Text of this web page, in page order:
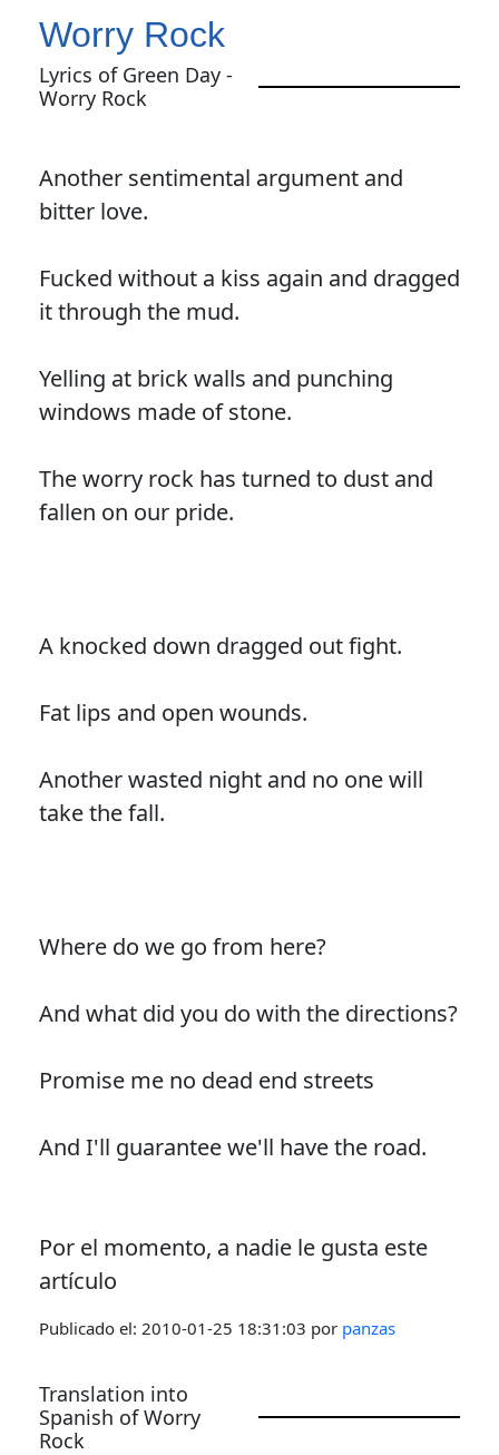
Worry Rock
Lyrics of Green Day -
Worry Rock
Another sentimental argument and
bitter love.
Fucked without a kiss again and dragged
it through the mud.
Yelling at brick walls and punching
windows made of stone.
The worry rock has turned to dust and
fallen on our pride.
A knocked down dragged out fight.
Fat lips and open wounds.
Another wasted night and no one will
take the fall.
Where do we go from here?
And what did you do with the directions?
Promise me no dead end streets
And I'll guarantee we'll have the road.
Por el momento, a nadie le gusta este
artículo
Publicado el: 2010-01-25 18:31:03 por panzas
Translation into
Spanish of Worry
Rock